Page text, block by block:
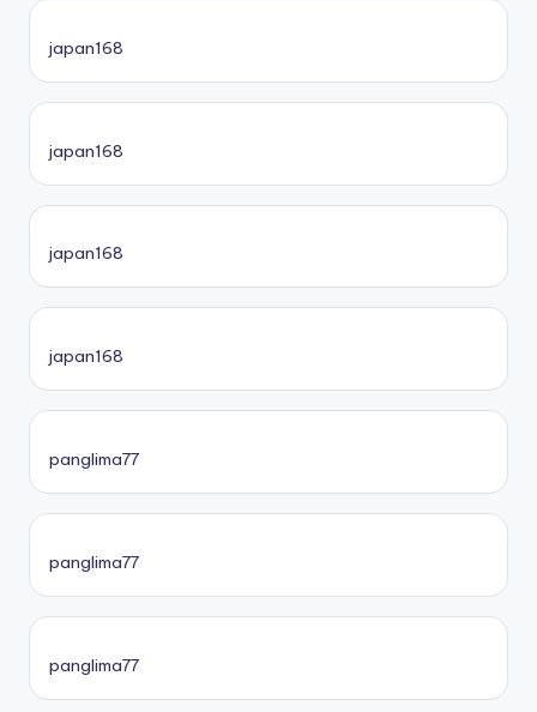
japan168
japan168
japan168
japan168
panglima77
panglima77
panglima77